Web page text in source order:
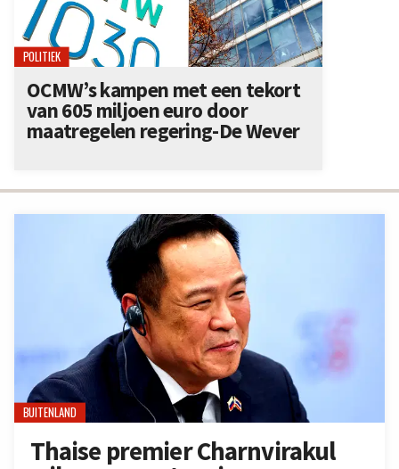
BUITENLAND
Thaise premier Charnvirakul
POLITIEK
OCMW’s kampen met een tekort
van 605 miljoen euro door
maatregelen regering-De Wever